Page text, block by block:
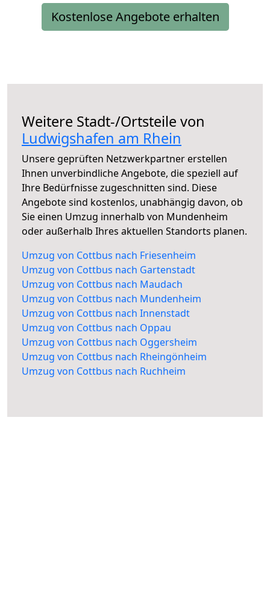
Kostenlose Angebote erhalten
Weitere Stadt-/Ortsteile von
Ludwigshafen am Rhein
Unsere geprüften Netzwerkpartner erstellen
Ihnen unverbindliche Angebote, die speziell auf
Ihre Bedürfnisse zugeschnitten sind. Diese
Angebote sind kostenlos, unabhängig davon, ob
Sie einen Umzug innerhalb von Mundenheim
oder außerhalb Ihres aktuellen Standorts planen.
Umzug von Cottbus nach Friesenheim
Umzug von Cottbus nach Gartenstadt
Umzug von Cottbus nach Maudach
Umzug von Cottbus nach Mundenheim
Umzug von Cottbus nach Innenstadt
Umzug von Cottbus nach Oppau
Umzug von Cottbus nach Oggersheim
Umzug von Cottbus nach Rheingönheim
Umzug von Cottbus nach Ruchheim